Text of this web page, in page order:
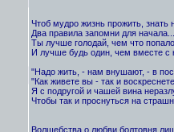
Чтоб мудро жизнь прожить, знать
Два правила запомни для начала...
Ты лучше голодай, чем что
И лучше будь один, чем вместе с
"Надо жить, - нам внушают, - в
"Как живете вы - так и
Я с подругой и чашей вина
Чтобы так и проснуться на
Волшебства о любви болтовня